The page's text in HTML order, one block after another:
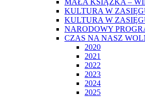
MAŁA KSIĄŻKA –
KULTURA W
KULTURA W
NARODOWY
CZAS NA NASZ
2020
2021
2022
2023
2024
2025